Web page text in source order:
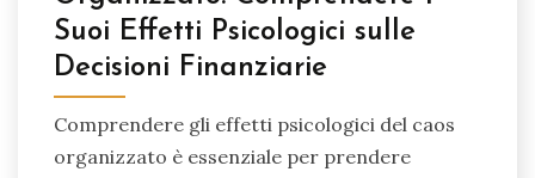
Suoi Effetti Psicologici sulle
Decisioni Finanziarie
Comprendere gli effetti psicologici del caos
organizzato è essenziale per prendere